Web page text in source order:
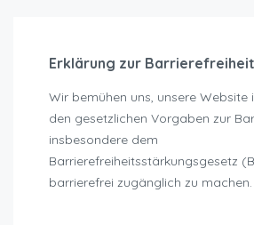
Erklärung zur Barrierefreiheit
Wir bemühen uns, unsere Website
den gesetzlichen Vorgaben zur
insbesondere dem
Barrierefreiheitsstärkungsgesetz
barrierefrei zugänglich zu machen.